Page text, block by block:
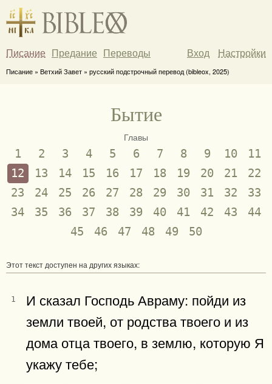
Писание Предание Переводы Вход Настройки
Писание » Ветхий Завет » русский подстрочный перевод (bibleox, 2025)
Бытие
Главы
1 2 3 4 5 6 7 8 9 10
11
12
13 14 15 16 17 18 19 20 21
22
23
24 25 26 27 28 29 30 31 32
33
34
35 36 37 38 39 40 41 42 43
44
45
46 47 48 49 50
Этот текст доступен на других языках:
1
И сказал Господь Авраму: пойди из
земли твоей, от родства твоего и из
дома отца твоего, в землю, которую Я
укажу тебе;